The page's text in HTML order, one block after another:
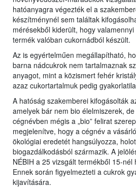
hatóanyagra végezték el a
készítménynél sem találtak
mérésekből kiderült, hogy
termék valóban cukornádból készült.
Az is egyértelműen megállapítható,
barna nádcukrok nem tartalmaznak
anyagot, mint a közismert fehér
azaz cukortartalmuk pedig
A hatóság szakemberei kifogásolták
amelyek bár nem bio élelmiszerek,
cégnévben mégis a „bio” felirat
megjelenítve, hogy a cégnév a
ökológiai eredetét hangsúlyozza,
biogazdálkodásból származik. A
NÉBIH a 25 vizsgált termékből 15-
Ennek során figyelmezteti a cukrok
kijavítására.